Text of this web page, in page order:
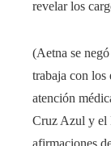
revelar los
(Aetna se
trabaja con los
atención
Cruz Azul y el
afirmaciones